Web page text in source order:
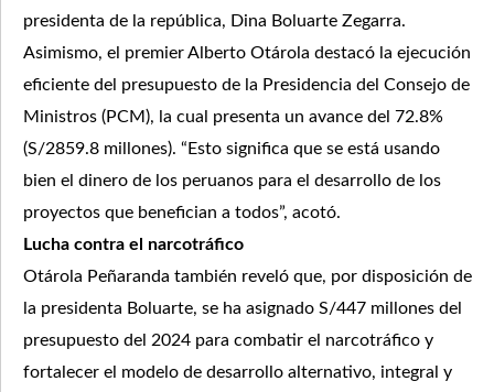
presidenta de la república, Dina Boluarte Zegarra.
Asimismo, el premier Alberto Otárola destacó la ejecución
eficiente del presupuesto de la Presidencia del Consejo de
Ministros (PCM), la cual presenta un avance del 72.8%
(S/2859.8 millones). “Esto significa que se está usando
bien el dinero de los peruanos para el desarrollo de los
proyectos que benefician a todos”, acotó.
Lucha contra el narcotráfico
Otárola Peñaranda también reveló que, por disposición de
la presidenta Boluarte, se ha asignado S/447 millones del
presupuesto del 2024 para combatir el narcotráfico y
fortalecer el modelo de desarrollo alternativo, integral y